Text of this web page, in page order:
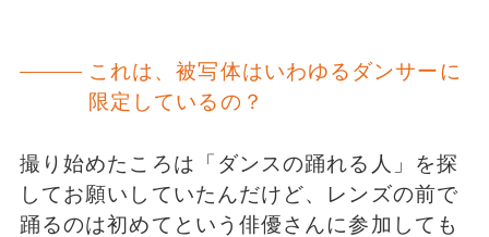
これは、被写体はいわゆるダンサーに
限定しているの？
撮り始めたころは「ダンスの踊れる人」を探
してお願いしていたんだけど、レンズの前で
踊るのは初めてという俳優さんに参加しても